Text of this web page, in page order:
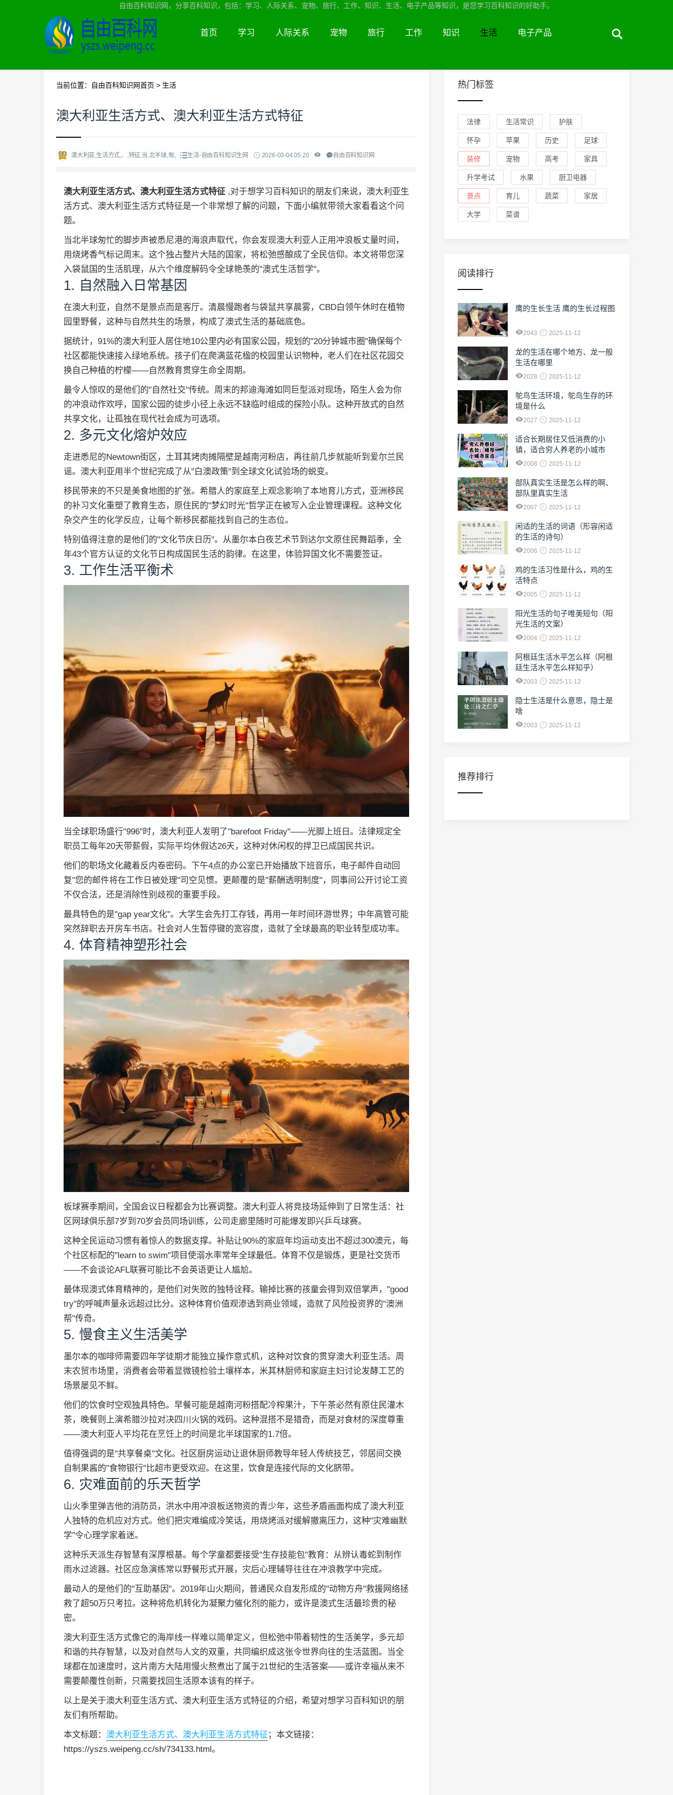
自由百科知识网，分享百科知识，包括：学习、人际关系、宠物、旅行、工作、知识、生活、电子产品等知识，是您学习百科知识的好助手。
首页 学习 人际关系 宠物 旅行 工作 知识 生活 电子产品
当前位置： 自由百科知识网首页 > 生活
澳大利亚生活方式、澳大利亚生活方式特征
澳大利亚,生活方式,、,特征,当,北半球,匆, 生活-自由百科知识生网 2026-03-04 05:20 自由百科知识网
澳大利亚生活方式、澳大利亚生活方式特征 ,对于想学习百科知识的朋友们来说，澳大利亚生
活方式、澳大利亚生活方式特征是一个非常想了解的问题，下面小编就带领大家看看这个问
题。
当北半球匆忙的脚步声被悉尼港的海浪声取代，你会发现澳大利亚人正用冲浪板丈量时间，
用烧烤香气标记周末。这个独占整片大陆的国家，将松弛感酿成了全民信仰。本文将带您深
入袋鼠国的生活肌理，从六个维度解码令全球艳羡的"澳式生活哲学"。
1. 自然融入日常基因
在澳大利亚，自然不是景点而是客厅。清晨慢跑者与袋鼠共享晨雾，CBD白领午休时在植物
园里野餐，这种与自然共生的场景，构成了澳式生活的基础底色。
据统计，91%的澳大利亚人居住地10公里内必有国家公园，规划的"20分钟城市圈"确保每个
社区都能快速接入绿地系统。孩子们在爬满蓝花楹的校园里认识物种，老人们在社区花园交
换自己种植的柠檬——自然教育贯穿生命全周期。
最令人惊叹的是他们的"自然社交"传统。周末的邦迪海滩如同巨型派对现场，陌生人会为你
的冲浪动作欢呼，国家公园的徒步小径上永远不缺临时组成的探险小队。这种开放式的自然
共享文化，让孤独在现代社会成为可选项。
2. 多元文化熔炉效应
走进悉尼的Newtown街区，土耳其烤肉摊隔壁是越南河粉店，再往前几步就能听到爱尔兰民
谣。澳大利亚用半个世纪完成了从"白澳政策"到全球文化试验场的蜕变。
移民带来的不只是美食地图的扩张。希腊人的家庭至上观念影响了本地育儿方式，亚洲移民
的补习文化重塑了教育生态，原住民的"梦幻时光"哲学正在被写入企业管理课程。这种文化
杂交产生的化学反应，让每个新移民都能找到自己的生态位。
特别值得注意的是他们的"文化节庆日历"。从墨尔本白夜艺术节到达尔文原住民舞蹈季，全
年43个官方认证的文化节日构成国民生活的韵律。在这里，体验异国文化不需要签证。
3. 工作生活平衡术
当全球职场盛行"996"时，澳大利亚人发明了"barefoot Friday"——光脚上班日。法律规定全
职员工每年20天带薪假，实际平均休假达26天，这种对休闲权的捍卫已成国民共识。
他们的职场文化藏着反内卷密码。下午4点的办公室已开始播放下班音乐，电子邮件自动回
复"您的邮件将在工作日被处理"司空见惯。更颠覆的是"薪酬透明制度"，同事间公开讨论工资
不仅合法，还是消除性别歧视的重要手段。
最具特色的是"gap year文化"。大学生会先打工存钱，再用一年时间环游世界；中年高管可能
突然辞职去开房车书店。社会对人生暂停键的宽容度，造就了全球最高的职业转型成功率。
4. 体育精神塑形社会
板球赛季期间，全国会议日程都会为比赛调整。澳大利亚人将竞技场延伸到了日常生活：社
区网球俱乐部7岁到70岁会员同场训练，公司走廊里随时可能爆发即兴乒乓球赛。
这种全民运动习惯有着惊人的数据支撑。补贴让90%的家庭年均运动支出不超过300澳元，每
个社区标配的"learn to swim"项目使溺水率常年全球最低。体育不仅是锻炼，更是社交货币
——不会谈论AFL联赛可能比不会英语更让人尴尬。
最体现澳式体育精神的，是他们对失败的独特诠释。输掉比赛的孩童会得到双倍掌声，"good
try"的呼喊声量永远超过比分。这种体育价值观渗透到商业领域，造就了风险投资界的"澳洲
帮"传奇。
5. 慢食主义生活美学
墨尔本的咖啡师需要四年学徒期才能独立操作意式机，这种对饮食的贯穿澳大利亚生活。周
末农贸市场里，消费者会带着显微镜检验土壤样本，米其林厨师和家庭主妇讨论发酵工艺的
场景屡见不鲜。
他们的饮食时空观独具特色。早餐可能是越南河粉搭配冷榨果汁，下午茶必然有原住民灌木
茶，晚餐则上演希腊沙拉对决四川火锅的戏码。这种混搭不是猎奇，而是对食材的深度尊重
——澳大利亚人平均花在烹饪上的时间是北半球国家的1.7倍。
值得强调的是"共享餐桌"文化。社区厨房运动让退休厨师教导年轻人传统技艺，邻居间交换
自制果酱的"食物银行"比超市更受欢迎。在这里，饮食是连接代际的文化脐带。
6. 灾难面前的乐天哲学
山火季里弹吉他的消防员，洪水中用冲浪板送物资的青少年，这些矛盾画面构成了澳大利亚
人独特的危机应对方式。他们把灾难编成冷笑话，用烧烤派对缓解撤离压力，这种"灾难幽默
学"令心理学家着迷。
这种乐天派生存智慧有深厚根基。每个学童都要接受"生存技能包"教育：从辨认毒蛇到制作
雨水过滤器。社区应急演练常以野餐形式开展，灾后心理辅导往往在冲浪教学中完成。
最动人的是他们的"互助基因"。2019年山火期间，普通民众自发形成的"动物方舟"救援网络拯
救了超50万只考拉。这种将危机转化为凝聚力催化剂的能力，或许是澳式生活最珍贵的秘
密。
澳大利亚生活方式像它的海岸线一样难以简单定义，但松弛中带着韧性的生活美学，多元却
和谐的共存智慧，以及对自然与人文的双重，共同编织成这张令世界向往的生活蓝图。当全
球都在加速度时，这片南方大陆用慢火熬煮出了属于21世纪的生活答案——或许幸福从来不
需要颠覆性创新，只需要找回生活原本该有的样子。
以上是关于澳大利亚生活方式、澳大利亚生活方式特征的介绍，希望对想学习百科知识的朋
友们有所帮助。
本文标题： 澳大利亚生活方式、澳大利亚生活方式特征 ；本文链接：
https://yszs.weipeng.cc/sh/734133.html。
热门标签
法律 生活常识 护肤
怀孕 苹果 历史 足球
装修 宠物 高考 家具
升学考试 水果 厨卫电器
景点 育儿 蔬菜 家居
大学 菜谱
阅读排行
鹰的生长生活 鹰的生长过程图
2043 2025-11-12
龙的生活在哪个地方、龙一般
生活在哪里
2028 2025-11-12
鸵鸟生活环境，鸵鸟生存的环
境是什么
2027 2025-11-12
适合长期居住又低消费的小
镇，适合穷人养老的小城市
2008 2025-11-12
部队真实生活是怎么样的啊、
部队里真实生活
2007 2025-11-12
闲适的生活的词语（形容闲适
的生活的诗句）
2006 2025-11-12
鸡的生活习性是什么，鸡的生
活特点
2005 2025-11-12
阳光生活的句子唯美短句（阳
光生活的文案）
2004 2025-11-12
阿根廷生活水平怎么样（阿根
廷生活水平怎么样知乎）
2003 2025-11-12
隐士生活是什么意思，隐士是
啥
2003 2025-11-12
推荐排行